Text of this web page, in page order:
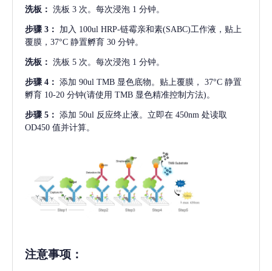
洗板： 洗板 3 次。每次浸泡 1 分钟。
步骤 3： 加入 100ul HRP-链霉亲和素(SABC)工作液，贴上
覆膜，37°C 静置孵育 30 分钟。
洗板： 洗板 5 次。每次浸泡 1 分钟。
步骤 4： 添加 90ul TMB 显色底物。贴上覆膜， 37°C 静置
孵育 10-20 分钟(请使用 TMB 显色精准控制方法)。
步骤 5： 添加 50ul 反应终止液。立即在 450nm 处读取
OD450 值并计算。
注意事项 ：